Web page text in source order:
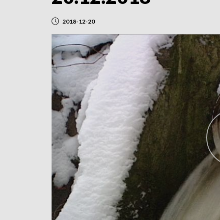
2018-12-20